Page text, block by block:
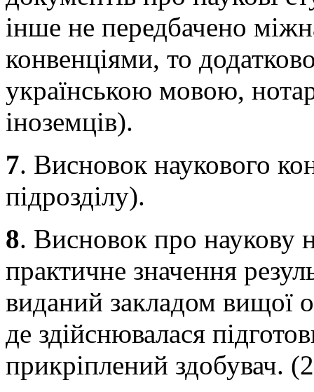
інше не передбачено
конвенціями, то
українською мовою,
іноземців).
7. Висновок наукового
підрозділу).
8. Висновок про наукову
практичне значення
виданий закладом вищої
де здійснювалася
прикріплений здобувач.